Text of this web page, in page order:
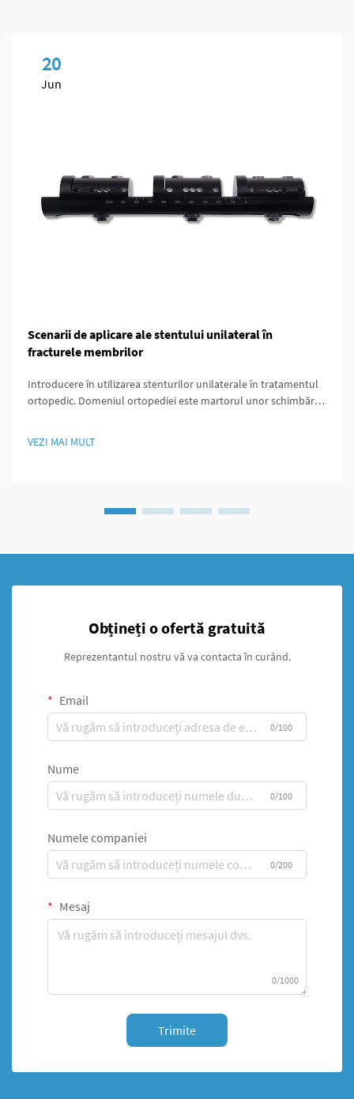
20
Jun
Scenarii de aplicare ale stentului unilateral în
fracturele membrilor
Introducere în utilizarea stenturilor unilaterale în tratamentul
ortopedic. Domeniul ortopediei este martorul unor schimbări
decadelor, medicii au utilizat în principal fixarea externă de...
VEZI MAI MULT
Obțineți o ofertă gratuită
Reprezentantul nostru vă va contacta în curând.
Email
0/100
Nume
0/100
Numele companiei
0/200
Mesaj
0/1000
Trimite